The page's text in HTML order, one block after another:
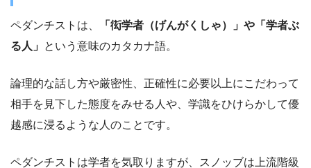
ペダンチストは、
「衒学者（げんがくしゃ）」や「学者ぶ
る人」 という意味のカタカナ語。
論理的な話し方や厳密性、正確性に必要以上にこだわって
相手を見下した態度をみせる人や、学識をひけらかして優
越感に浸るような人のことです。
ペダンチストは学者を気取りますが、スノッブは上流階級